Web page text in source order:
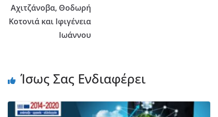
Αχιτζάνοβα, Θοδωρή
Κοτονιά και Ιφιγένεια
Ιωάννου
Ίσως Σας Ενδιαφέρει